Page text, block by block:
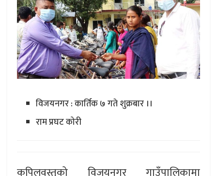
विजयनगर : कार्तिक ७ गते शुक्रबार ।।
राम प्रघट कोरी